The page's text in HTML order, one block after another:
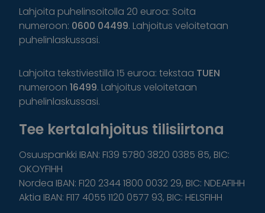
Lahjoita puhelinsoitolla 20 euroa: Soita
numeroon: 0600 04499. Lahjoitus veloitetaan
puhelinlaskussasi.
Lahjoita tekstiviestillä 15 euroa: tekstaa TUEN
numeroon 16499. Lahjoitus veloitetaan
puhelinlaskussasi.
Tee kertalahjoitus tilisiirtona
Osuuspankki IBAN: FI39 5780 3820 0385 85, BIC:
OKOYFIHH
Nordea IBAN: FI20 2344 1800 0032 29, BIC: NDEAFIHH
Aktia IBAN: FI17 4055 1120 0577 93, BIC: HELSFIHH